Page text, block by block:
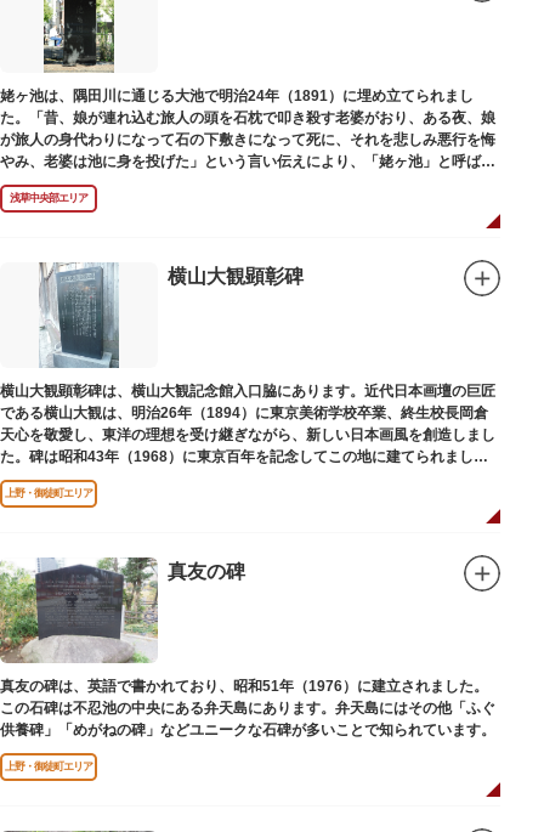
姥ヶ池は、隅田川に通じる大池で明治24年（1891）に埋め立てられまし
た。「昔、娘が連れ込む旅人の頭を石枕で叩き殺す老婆がおり、ある夜、娘
が旅人の身代わりになって石の下敷きになって死に、それを悲しみ悪行を悔
やみ、老婆は池に身を投げた」という言い伝えにより、「姥ヶ池」と呼ばれ
ていました。その碑は花川戸公園内にあります。
浅草中央部エリア
横山大観顕彰碑
横山大観顕彰碑は、横山大観記念館入口脇にあります。近代日本画壇の巨匠
である横山大観は、明治26年（1894）に東京美術学校卒業、終生校長岡倉
天心を敬愛し、東洋の理想を受け継ぎながら、新しい日本画風を創造しまし
た。碑は昭和43年（1968）に東京百年を記念してこの地に建てられまし
た。
上野・御徒町エリア
真友の碑
真友の碑は、英語で書かれており、昭和51年（1976）に建立されました。
この石碑は不忍池の中央にある弁天島にあります。弁天島にはその他「ふぐ
供養碑」「めがねの碑」などユニークな石碑が多いことで知られています。
上野・御徒町エリア